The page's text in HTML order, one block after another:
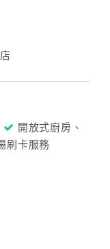
開放式廚房、
刷卡服務